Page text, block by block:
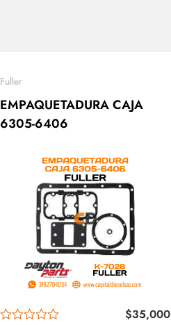
Fuller
EMPAQUETADURA CAJA
6305-6406
$35,000